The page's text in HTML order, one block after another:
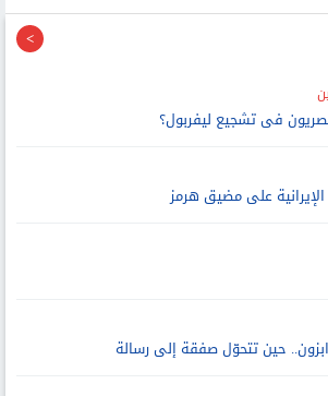
فى تشجيع ليفربول؟
على مضيق هرمز
حين تتحوّل صفقة إلى رسالة